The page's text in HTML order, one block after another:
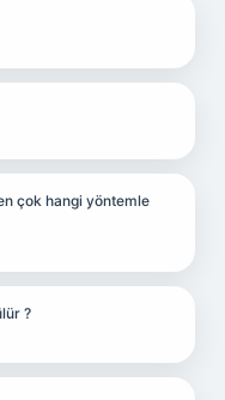
çok hangi yöntemle
?